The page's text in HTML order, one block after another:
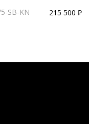
SB-KN
215 500 ₽